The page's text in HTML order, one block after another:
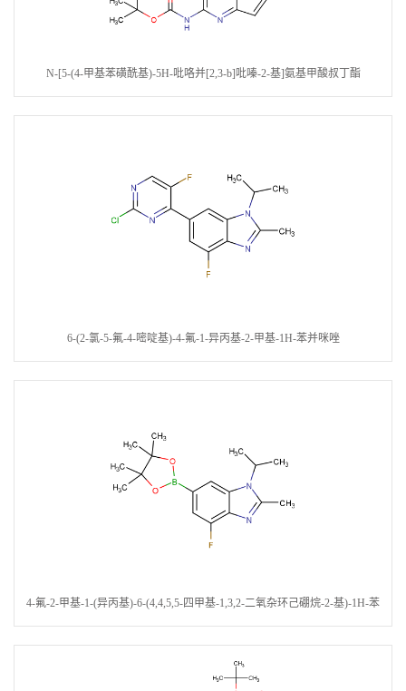
N-[5-(4-甲基苯磺酰基)-5H-吡咯并[2,3-b]吡嗪-2-基]氨基甲酸叔丁酯
6-(2-氯-5-氟-4-嘧啶基)-4-氟-1-异丙基-2-甲基-1H-苯并咪唑
4-氟-2-甲基-1-(异丙基)-6-(4,4,5,5-四甲基-1,3,2-二氧杂环己硼烷-2-基)-1H-苯
并咪唑